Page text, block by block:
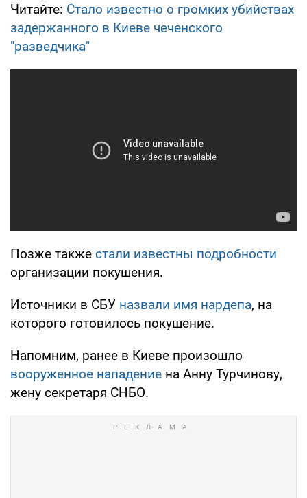
Читайте: Стало известно о громких убийствах
задержанного в Киеве чеченского
"разведчика"
Позже также стали известны подробности
организации покушения.
Источники в СБУ назвали имя нардепа, на
которого готовилось покушение.
Напомним, ранее в Киеве произошло
вооруженное нападение на Анну Турчинову,
жену секретаря СНБО.